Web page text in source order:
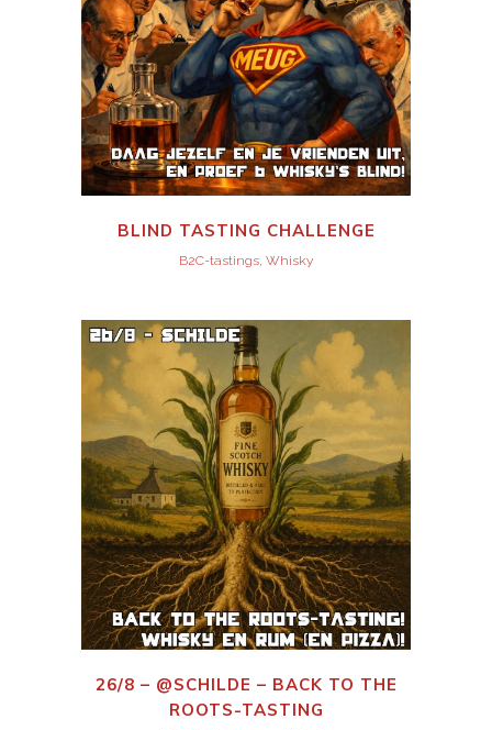
BLIND TASTING CHALLENGE
B2C-tastings, Whisky
26/8 – @SCHILDE – BACK TO THE
ROOTS-TASTING